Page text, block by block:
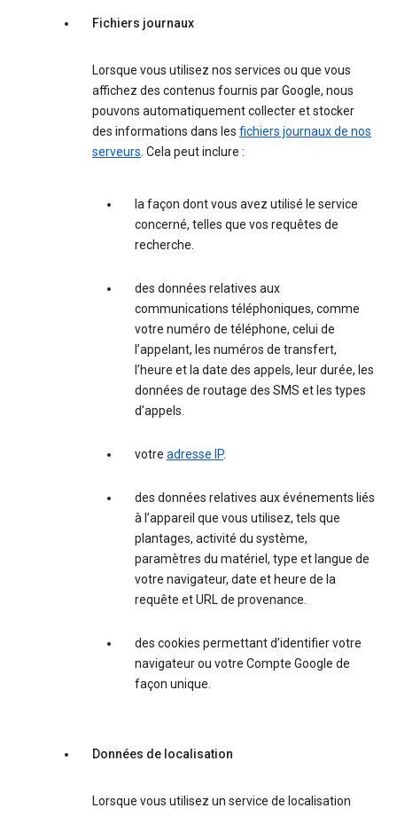
Fichiers journaux
Lorsque vous utilisez nos services ou que vous
affichez des contenus fournis par Google, nous
pouvons automatiquement collecter et stocker
des informations dans les fichiers journaux de nos
serveurs. Cela peut inclure :
la façon dont vous avez utilisé le service
concerné, telles que vos requêtes de
recherche.
des données relatives aux
communications téléphoniques, comme
votre numéro de téléphone, celui de
l’appelant, les numéros de transfert,
l’heure et la date des appels, leur durée, les
données de routage des SMS et les types
d’appels.
votre adresse IP.
des données relatives aux événements liés
à l’appareil que vous utilisez, tels que
plantages, activité du système,
paramètres du matériel, type et langue de
votre navigateur, date et heure de la
requête et URL de provenance.
des cookies permettant d’identifier votre
navigateur ou votre Compte Google de
façon unique.
Données de localisation
Lorsque vous utilisez un service de localisation